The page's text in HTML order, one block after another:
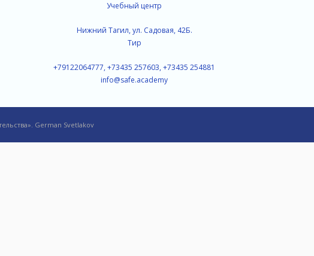
Учебный центр
Нижний Тагил, ул. Садовая, 42Б.
Тир
+79122064777, +73435 257603, +73435 254881
info@safe.academy
German Svetlakov